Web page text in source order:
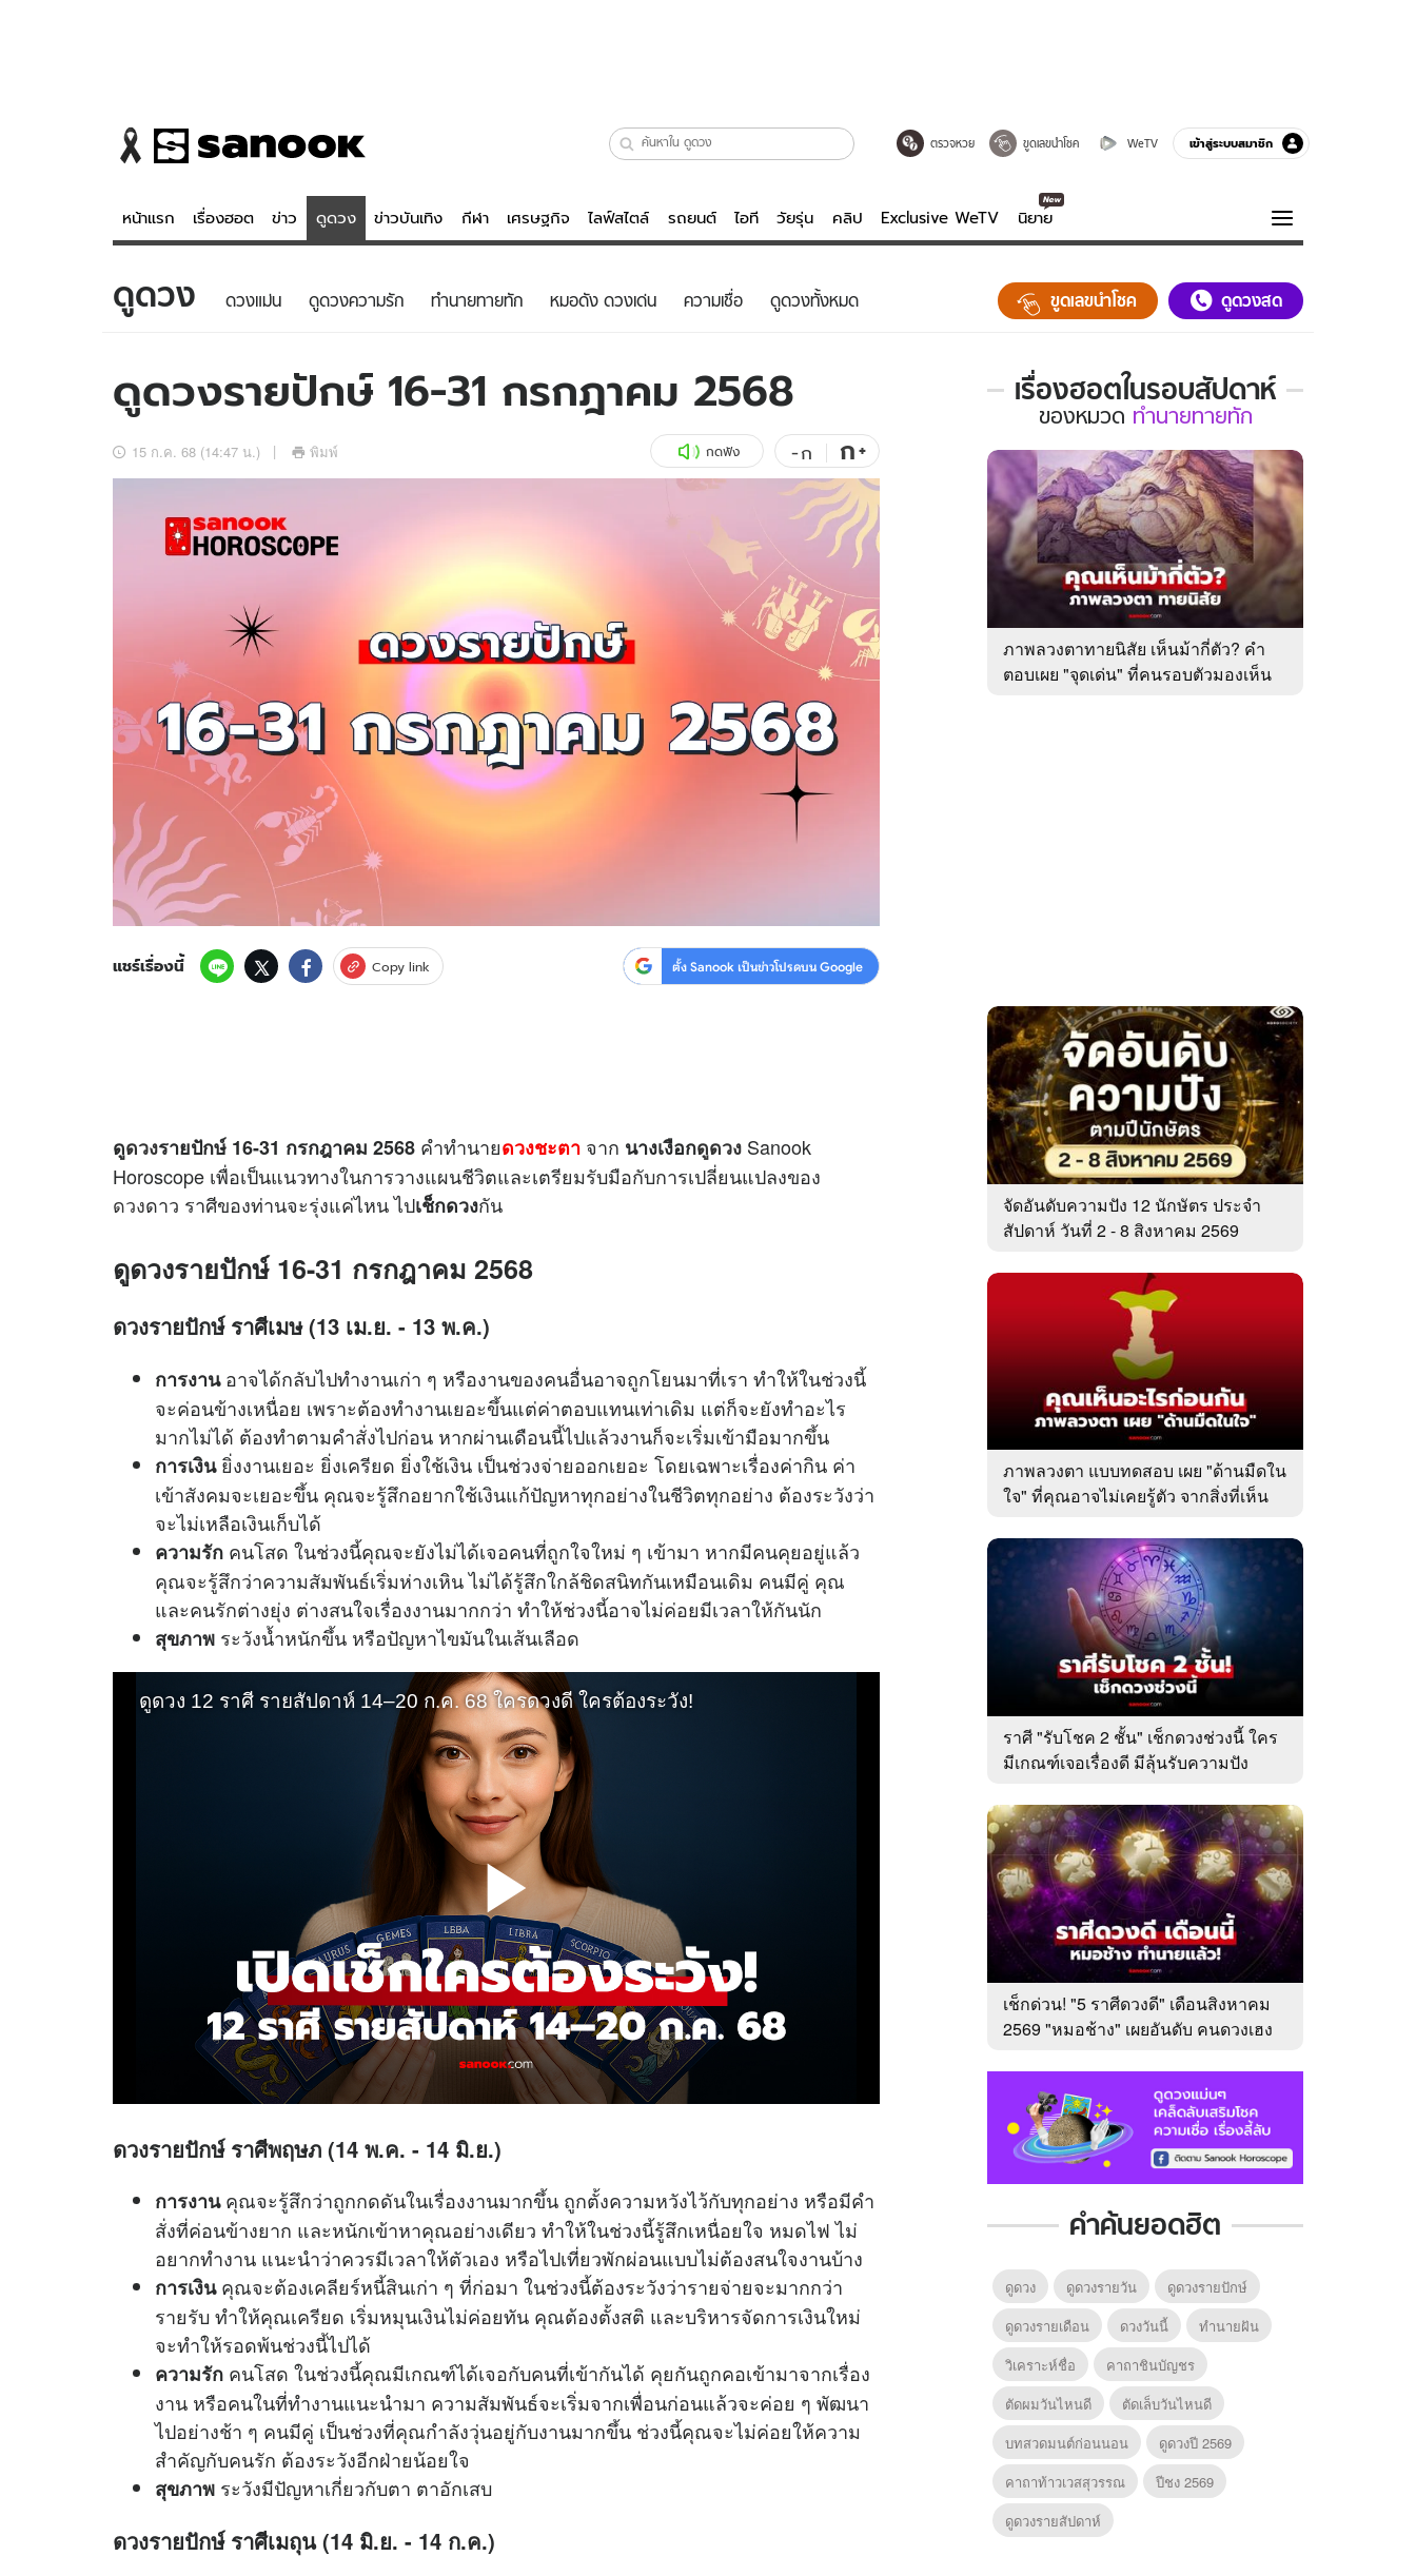
ตรวจหวย ขูดเลขนำโชค WeTV เข้าสู่ระบบสมาชิก
หน้าแรก เรื่องฮอต ข่าว ดูดวง ข่าวบันเทิง กีฬา เศรษฐกิจ ไลฟ์สไตล์ รถยนต์ ไอที วัยรุ่น คลิป Exclusive WeTV นิยาย
ข่าว
ข่าวบันเทิง
เช็กข่าวชัวร์
ดูดวง - ตรวจหวย
สถิติหวยไทย
ไลฟ์สไตล์
วัยรุ่น
รถยนต์
Tasteful Thailand
Sanook Choice
คลิป
พอดแคสต์
ดูทีวี
WeTV
นิยาย
ความรู้รอบตัว
ฮาวทู
ดาวน์โหลดสนุกแอปฟรี
สงวนลิขสิทธิ์ © 2569บริษัท อิมเมจ ฟิวเจอร์ (ประเทศไทย) จำกัด
ดูดวง ดวงแม่น ดูดวงความรัก ทํานายทายทัก หมอดัง ดวงเด่น ความเชื่อ ดูดวงทั้งหมด ขูดเลขนำโชค ดูดวงสด
ดูดวงรายปักษ์ 16-31 กรกฎาคม 2568
15 ก.ค. 68 (14:47 น.) พิมพ์ กดฟัง -ก ก+
แชร์เรื่องนี้ Copy link ตั้ง Sanook เป็นข่าวโปรดบน Google
ดูดวงรายปักษ์ 16-31 กรกฎาคม 2568 คำทำนายดวงชะตา จาก นางเงือกดูดวง Sanook
Horoscope เพื่อเป็นแนวทางในการวางแผนชีวิตและเตรียมรับมือกับการเปลี่ยนแปลงของ
ดวงดาว ราศีของท่านจะรุ่งแค่ไหน ไปเช็กดวงกัน
ดูดวงรายปักษ์16-31 กรกฎาคม 2568
ดวงรายปักษ์ ราศีเมษ (13 เม.ย. - 13 พ.ค.)
การงานอาจได้กลับไปทำงานเก่า ๆ หรืองานของคนอื่นอาจถูกโยนมาที่เรา ทำให้ในช่วงนี้
จะค่อนข้างเหนื่อย เพราะต้องทำงานเยอะขึ้นแต่ค่าตอบแทนเท่าเดิม แต่ก็จะยังทำอะไร
มากไม่ได้ ต้องทำตามคำสั่งไปก่อน หากผ่านเดือนนี้ไปแล้วงานก็จะเริ่มเข้ามือมากขึ้น
การเงินยิ่งงานเยอะ ยิ่งเครียด ยิ่งใช้เงิน เป็นช่วงจ่ายออกเยอะ โดยเฉพาะเรื่องค่ากิน ค่า
เข้าสังคมจะเยอะขึ้น คุณจะรู้สึกอยากใช้เงินแก้ปัญหาทุกอย่างในชีวิตทุกอย่าง ต้องระวังว่า
จะไม่เหลือเงินเก็บได้
ความรัก คนโสด ในช่วงนี้คุณจะยังไม่ได้เจอคนที่ถูกใจใหม่ ๆ เข้ามา หากมีคนคุยอยู่แล้ว
คุณจะรู้สึกว่าความสัมพันธ์เริ่มห่างเหิน ไม่ได้รู้สึกใกล้ชิดสนิทกันเหมือนเดิม คนมีคู่ คุณ
และคนรักต่างยุ่ง ต่างสนใจเรื่องงานมากกว่า ทำให้ช่วงนี้อาจไม่ค่อยมีเวลาให้กันนัก
สุขภาพ ระวังน้ำหนักขึ้น หรือปัญหาไขมันในเส้นเลือด
ดวงรายปักษ์ ราศีพฤษภ (14 พ.ค. - 14 มิ.ย.)
การงานคุณจะรู้สึกว่าถูกกดดันในเรื่องงานมากขึ้น ถูกตั้งความหวังไว้กับทุกอย่าง หรือมีคำ
สั่งที่ค่อนข้างยาก และหนักเข้าหาคุณอย่างเดียว ทำให้ในช่วงนี้รู้สึกเหนื่อยใจ หมดไฟ ไม่
อยากทำงาน แนะนำว่าควรมีเวลาให้ตัวเอง หรือไปเที่ยวพักผ่อนแบบไม่ต้องสนใจงานบ้าง
การเงินคุณจะต้องเคลียร์หนี้สินเก่า ๆ ที่ก่อมา ในช่วงนี้ต้องระวังว่ารายจ่ายจะมากกว่า
รายรับ ทำให้คุณเครียด เริ่มหมุนเงินไม่ค่อยทัน คุณต้องตั้งสติ และบริหารจัดการเงินใหม่
จะทำให้รอดพ้นช่วงนี้ไปได้
ความรัก คนโสด ในช่วงนี้คุณมีเกณฑ์ได้เจอกับคนที่เข้ากันได้ คุยกันถูกคอเข้ามาจากเรื่อง
งาน หรือคนในที่ทำงานแนะนำมา ความสัมพันธ์จะเริ่มจากเพื่อนก่อนแล้วจะค่อย ๆ พัฒนา
ไปอย่างช้า ๆ คนมีคู่ เป็นช่วงที่คุณกำลังวุ่นอยู่กับงานมากขึ้น ช่วงนี้คุณจะไม่ค่อยให้ความ
สำคัญกับคนรัก ต้องระวังอีกฝ่ายน้อยใจ
สุขภาพ ระวังมีปัญหาเกี่ยวกับตา ตาอักเสบ
ดวงรายปักษ์ ราศีเมถุน (14 มิ.ย. - 14 ก.ค.)
เรื่องฮอตในรอบสัปดาห์
เรื่อง
ใน
รอบ
สัปดาห์
ของ
หมวด
ทำนาย
ทาย
ของหมวด ทำนายทายทัก
ภาพลวงตาทายนิสัย เห็นม้ากี่ตัว? คำ
ตอบเผย "จุดเด่น" ที่คนรอบตัวมองเห็น
จัดอันดับความปัง 12 นักษัตร ประจำ
สัปดาห์ วันที่ 2 - 8 สิงหาคม 2569
ภาพลวงตา แบบทดสอบ เผย "ด้านมืดใน
ใจ" ที่คุณอาจไม่เคยรู้ตัว จากสิ่งที่เห็น
ราศี "รับโชค 2 ชั้น" เช็กดวงช่วงนี้ ใคร
มีเกณฑ์เจอเรื่องดี มีลุ้นรับความปัง
เช็กด่วน! "5 ราศีดวงดี" เดือนสิงหาคม
2569 "หมอช้าง" เผยอันดับ คนดวงเฮง
คำค้นยอดฮิต
ดูดวง ดูดวงรายวัน
ดูดวงรายปักษ์
ดูดวงรายเดือน
ดวงวันนี้
ทํานายฝัน
วิเคราะห์ชื่อ
คาถาชินบัญชร
ตัดผมวันไหนดี
ตัดเล็บวันไหนดี
บทสวดมนต์ก่อนนอน
ดูดวงปี 2569
คาถาท้าวเวสสุวรรณ
ปีชง 2569
ดูดวงรายสัปดาห์